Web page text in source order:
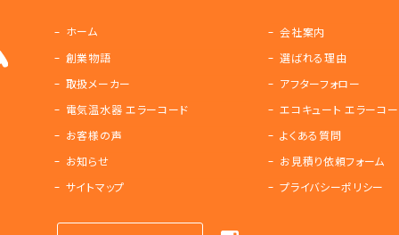
ホーム
会社案内
創業物語
選ばれる理由
取扱メーカー
アフターフォロー
電気温水器 エラーコード
エコキュート エラーコ
お客様の声
よくある質問
お知らせ
お見積り依頼フォーム
サイトマップ
プライバシーポリシー